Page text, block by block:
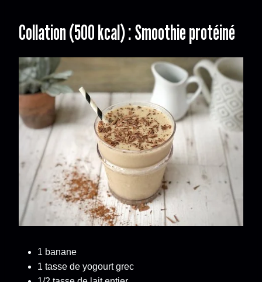
Collation (500 kcal) : Smoothie protéiné
1 banane
1 tasse de yogourt grec